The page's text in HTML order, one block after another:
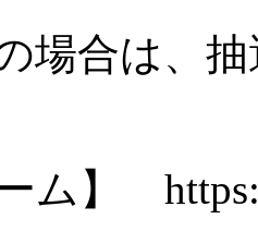
場合は、
ム】